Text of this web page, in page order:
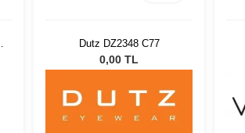
Dutz DZ2348 C77
0,00 TL